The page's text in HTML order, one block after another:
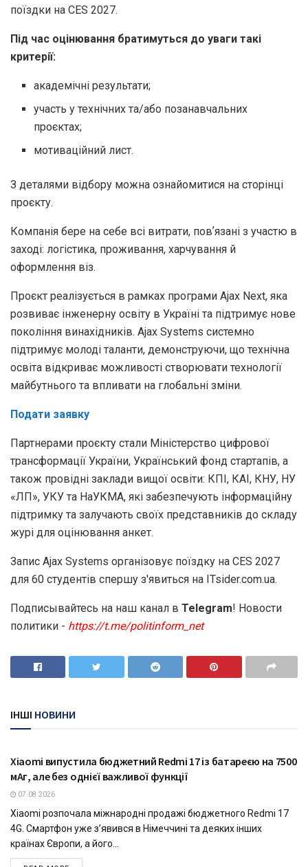
поїздки на CES 2027.
Під час оцінювання братимуться до уваги такі
критерії:
академічні результати;
участь у технічних та/або позанавчальних
проєктах;
мотиваційний лист.
З деталями відбору можна ознайомитися на сторінці
проєкту.
Компанія бере на себе всі витрати, повʼязані з участю в
заході: логістика, проживання, харчування й
оформлення віз.
Проєкт реалізується в рамках програми Ajax Next, яка
розвиває інженерну освіту в Україні та підтримує нове
покоління винахідників. Ajax Systems системно
підтримує молоді таланти, демонструючи, що технічна
освіта відкриває можливості створювати технології
майбутнього та впливати на глобальні зміни.
Подати заявку
Партнерами проєкту стали Міністерство цифрової
трансформації України, Український фонд стартапів, а
також провідні заклади вищої освіти: КПІ, КАІ, КНУ, НУ
«ЛП», УКУ та НаУКМА, які забезпечують інформаційну
підтримку та залучають своїх представників до складу
журі для оцінювання анкет.
Запис Ajax Systems організовує поїздку на CES 2027
для 60 студентів спершу з'явиться на ITsider.com.ua.
Подписывайтесь на наш канал в Telegram! Новости
политики - https://t.me/politinform_net
ІНШІ НОВИНИ
ТЕХНОЛОГІЇ
Xiaomi випустила бюджетний Redmi 17 із батареєю на 7500
мАг, але без однієї важливої функції
07.08.2026
Xiaomi розпочала міжнародні продажі бюджетного Redmi 17
4G. Смартфон уже з’явився в Німеччині та деяких інших
країнах Європи, а його...